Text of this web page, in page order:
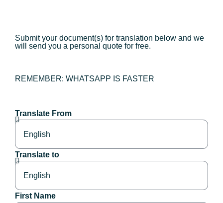
Submit your document(s) for translation below and we
will send you a personal quote for free.
REMEMBER: WHATSAPP IS FASTER
Translate From
Translate to
First Name